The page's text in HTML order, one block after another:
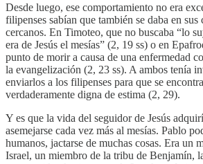
Desde luego, ese comportamiento no era
filipenses sabían que también se daba en sus
cercanos. En Timoteo, que no buscaba “lo
era de Jesús el mesías” (2, 19 ss) o en
punto de morir a causa de una enfermedad
la evangelización (2, 23 ss). A ambos tenía
enviarlos a los filipenses para que se
verdaderamente digna de estima (2, 29).
Y es que la vida del seguidor de Jesús
asemejarse cada vez más al mesías. Pablo
humanos, jactarse de muchas cosas. Era un
Israel, un miembro de la tribu de Benjamín,